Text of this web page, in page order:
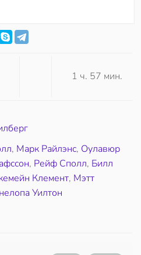
1 ч. 57 мин.
, Марк Райлэнс, Оулавюр
, Рейф Сполл, Билл
Клемент, Мэтт
Уилтон